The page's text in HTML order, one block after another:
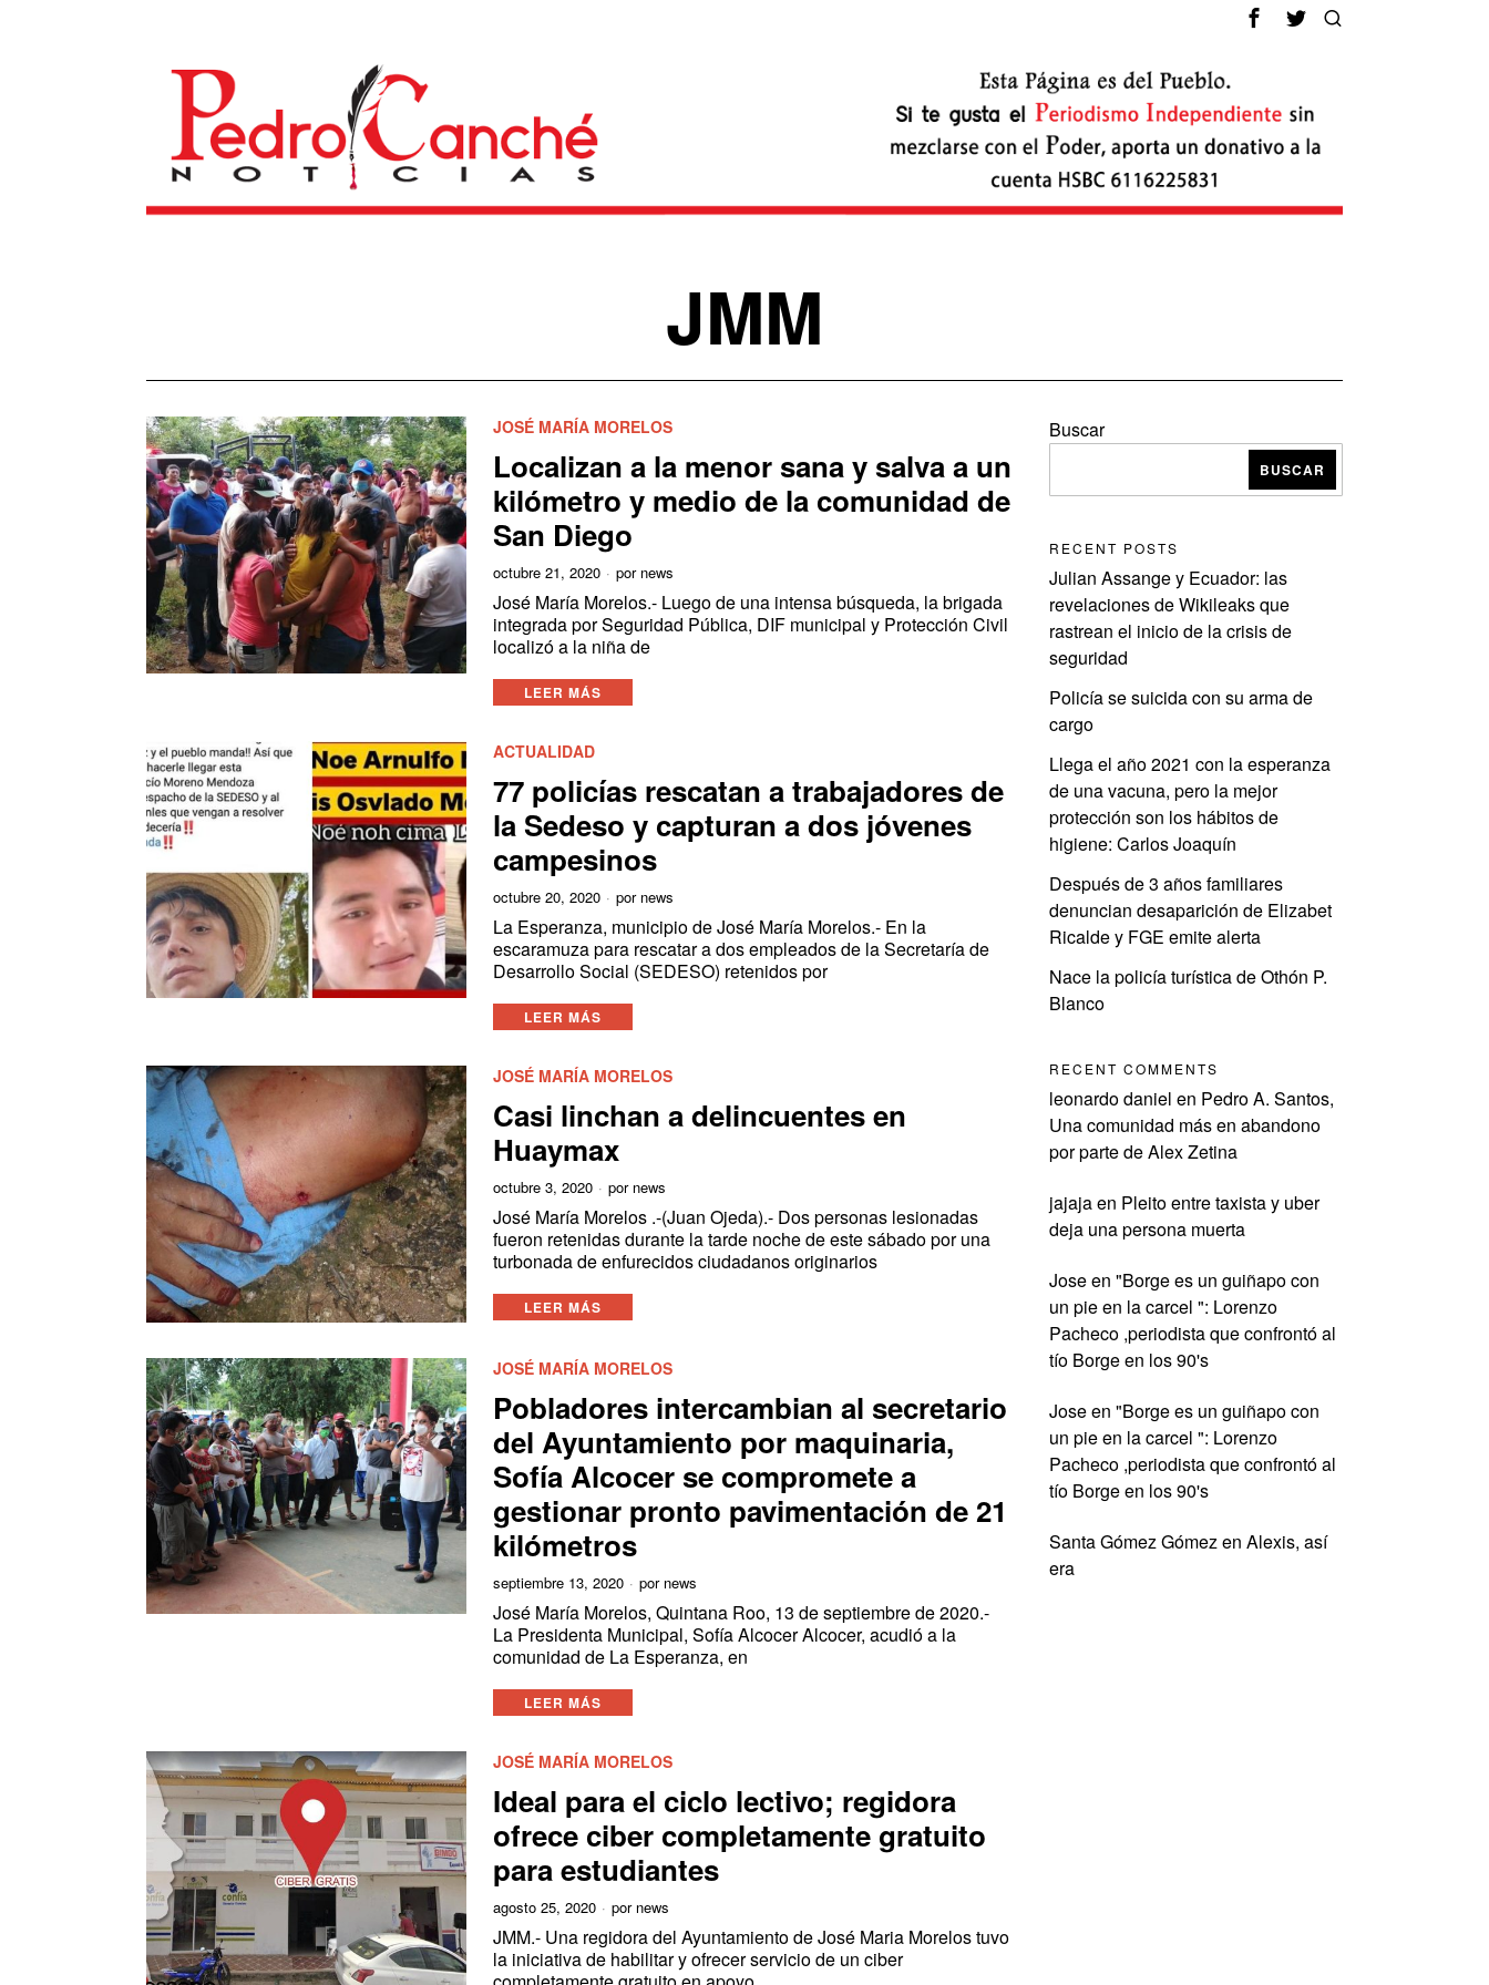
JMM
JOSÉ MARÍA MORELOS
Localizan a la menor sana y salva a un
kilómetro y medio de la comunidad de
San Diego
octubre 21, 2020 por news
José María Morelos.- Luego de una intensa búsqueda, la brigada
integrada por Seguridad Pública, DIF municipal y Protección Civil
localizó a la niña de
LEER MÁS
ACTUALIDAD
77 policías rescatan a trabajadores de
la Sedeso y capturan a dos jóvenes
campesinos
octubre 20, 2020 por news
La Esperanza, municipio de José María Morelos.- En la
escaramuza para rescatar a dos empleados de la Secretaría de
Desarrollo Social (SEDESO) retenidos por
LEER MÁS
JOSÉ MARÍA MORELOS
Casi linchan a delincuentes en
Huaymax
octubre 3, 2020 por news
José María Morelos .-(Juan Ojeda).- Dos personas lesionadas
fueron retenidas durante la tarde noche de este sábado por una
turbonada de enfurecidos ciudadanos originarios
LEER MÁS
JOSÉ MARÍA MORELOS
Pobladores intercambian al secretario
del Ayuntamiento por maquinaria,
Sofía Alcocer se compromete a
gestionar pronto pavimentación de 21
kilómetros
septiembre 13, 2020 por news
José María Morelos, Quintana Roo, 13 de septiembre de 2020.-
La Presidenta Municipal, Sofía Alcocer Alcocer, acudió a la
comunidad de La Esperanza, en
LEER MÁS
JOSÉ MARÍA MORELOS
Ideal para el ciclo lectivo; regidora
ofrece ciber completamente gratuito
para estudiantes
agosto 25, 2020 por news
JMM.- Una regidora del Ayuntamiento de José Maria Morelos tuvo
la iniciativa de habilitar y ofrecer servicio de un ciber
Buscar
BUSCAR
RECENT POSTS
Julian Assange y Ecuador: las
revelaciones de Wikileaks que
rastrean el inicio de la crisis de
seguridad
Policía se suicida con su arma de
cargo
Llega el año 2021 con la esperanza
de una vacuna, pero la mejor
protección son los hábitos de
higiene: Carlos Joaquín
Después de 3 años familiares
denuncian desaparición de Elizabet
Ricalde y FGE emite alerta
Nace la policía turística de Othón P.
Blanco
RECENT COMMENTS
leonardo daniel en Pedro A. Santos,
Una comunidad más en abandono
por parte de Alex Zetina
jajajaen Pleito entre taxista y uber
deja una persona muerta
Joseen "Borge es un guiñapo con
un pie en la carcel ": Lorenzo
Pacheco ,periodista que confrontó al
tío Borge en los 90's
Joseen "Borge es un guiñapo con
un pie en la carcel ": Lorenzo
Pacheco ,periodista que confrontó al
tío Borge en los 90's
Santa Gómez Gómezen Alexis, así
era